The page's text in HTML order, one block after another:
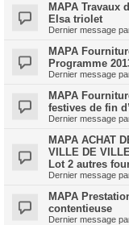
MAPA Travaux
Elsa triolet
Dernier message
MAPA
Programme
Dernier message
MAPA
festives de fin
Dernier message
MAPA ACHAT
VILLE DE
Lot 2 autres
Dernier message
MAPA
contentieuse
Dernier message